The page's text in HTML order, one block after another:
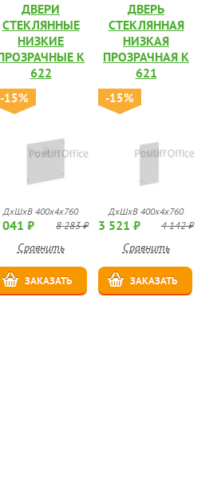
ДВЕРИ
СТЕКЛЯННЫЕ
НИЗКИЕ
К
622
-15%
ДхШхВ 400x4x760
041 ₽ 8 283 ₽
Сравнить
ЗАКАЗАТЬ
ДВЕРЬ
СТЕКЛЯННАЯ
НИЗКАЯ
ПРОЗРАЧНАЯ К
621
-15%
ДхШхВ 400x4x760
3 521 ₽ 4 142 ₽
Сравнить
ЗАКАЗАТЬ